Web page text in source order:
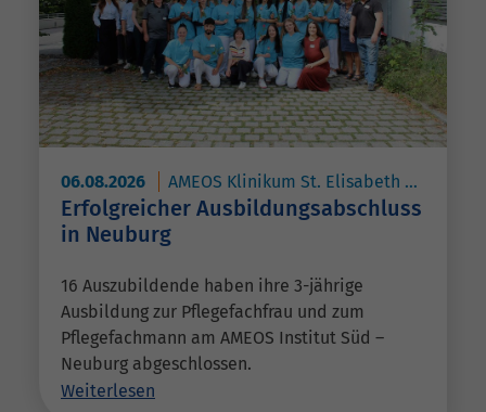
06.08.2026 AMEOS Klinikum St. Elisabeth Neuburg
Erfolgreicher Ausbildungsabschluss
in Neuburg
16 Auszubildende haben ihre 3-jährige
Ausbildung zur Pflegefachfrau und zum
Pflegefachmann am AMEOS Institut Süd –
Neuburg abgeschlossen.
Weiterlesen